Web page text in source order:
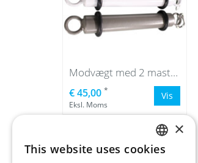
Modvægt med 2 mastringe
€ 45,00 *
Eksl. Moms
Vis
ENGLISH
×
This website uses cookies